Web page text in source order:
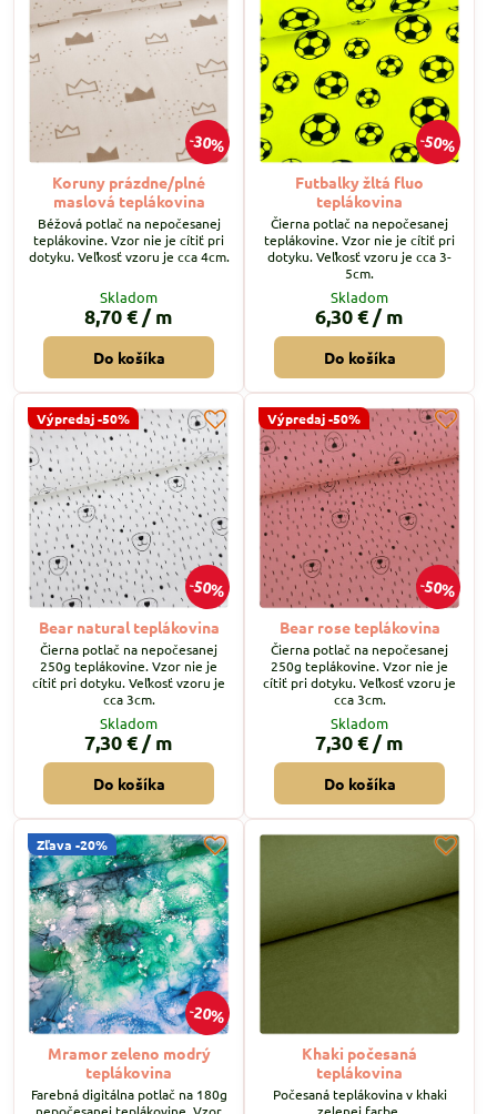
30%
Koruny prázdne/plné
maslová teplákovina
Béžová potlač na nepočesanej
teplákovine. Vzor nie je cítiť pri
dotyku. Veľkosť vzoru je cca 4cm.
Skladom
8,70 € / m
Do košíka
50%
Futbalky žltá fluo
teplákovina
Čierna potlač na nepočesanej
teplákovine. Vzor nie je cítiť pri
dotyku. Veľkosť vzoru je cca 3-
5cm.
Skladom
6,30 € / m
Do košíka
50%
Výpredaj -50%
Bear natural teplákovina
Čierna potlač na nepočesanej
250g teplákovine. Vzor nie je
cítiť pri dotyku. Veľkosť vzoru je
cca 3cm.
Skladom
7,30 € / m
Do košíka
50%
Výpredaj -50%
Bear rose teplákovina
Čierna potlač na nepočesanej
250g teplákovine. Vzor nie je
cítiť pri dotyku. Veľkosť vzoru je
cca 3cm.
Skladom
7,30 € / m
Do košíka
20%
Zľava -20%
Mramor zeleno modrý
teplákovina
Farebná digitálna potlač na 180g
nepočesanej teplákovine. Vzor
Khaki počesaná
teplákovina
Počesaná teplákovina v khaki
zelenej farbe.